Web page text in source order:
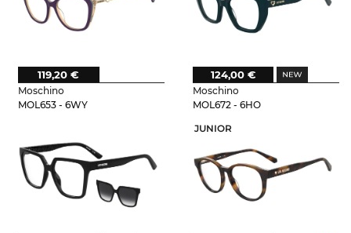
Moschino
MOL653 - 6WY
119,20 €
Moschino
MOL672 - 6HO
124,00 €
JUNIOR